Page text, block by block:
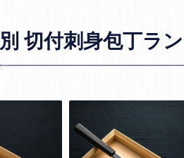
切付刺身包丁ラ